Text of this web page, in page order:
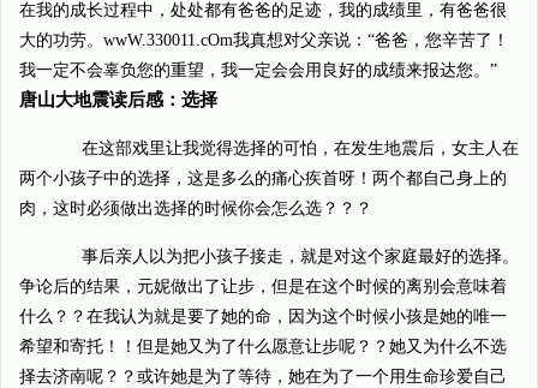
在我的成长过程中，处处都有爸爸的足迹，我的成绩里，有爸爸很
大的功劳。wwW.330011.cOm我真想对父亲说：“爸爸，您辛苦了！
我一定不会辜负您的重望，我一定会会用良好的成绩来报达您。”
唐山大地震读后感：选择
在这部戏里让我觉得选择的可怕，在发生地震后，女主人在
两个小孩子中的选择，这是多么的痛心疾首呀！两个都自己身上的
肉，这时必须做出选择的时候你会怎么选？？？
事后亲人以为把小孩子接走，就是对这个家庭最好的选择。
争论后的结果，元妮做出了让步，但是在这个时候的离别会意味着
什么？？在我认为就是要了她的命，因为这个时候小孩是她的唯一
希望和寄托！！但是她又为了什么愿意让步呢？？她又为什么不选
择去济南呢？？或许她是为了等待，她在为了一个用生命珍爱自己